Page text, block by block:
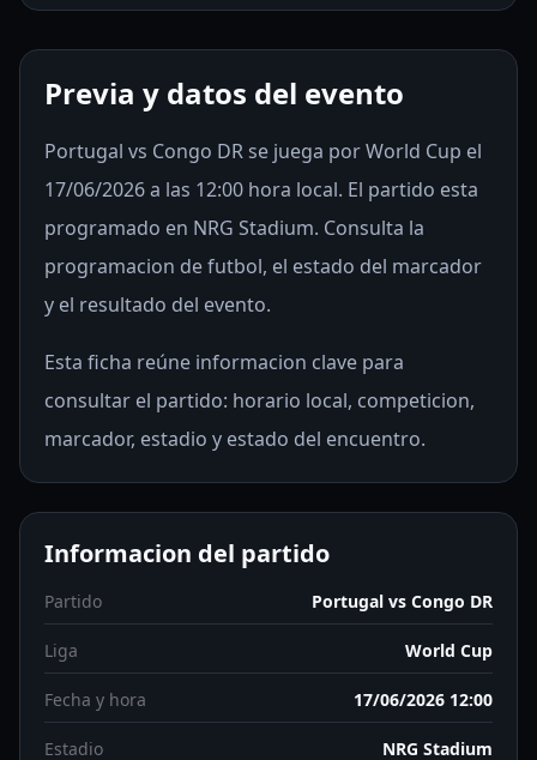
Previa y datos del evento
Portugal vs Congo DR se juega por World Cup el
17/06/2026 a las 12:00 hora local. El partido esta
programado en NRG Stadium. Consulta la
programacion de futbol, el estado del marcador
y el resultado del evento.
Esta ficha reúne informacion clave para
consultar el partido: horario local, competicion,
marcador, estadio y estado del encuentro.
Informacion del partido
Partido Portugal vs Congo DR
Liga World Cup
Fecha y hora 17/06/2026 12:00
Estadio NRG Stadium